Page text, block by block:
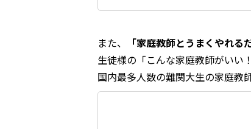
また、 「家庭教師とうまくやれる
生徒様の「こんな家庭教師がいい
国内最多人数の難関大生の家庭教